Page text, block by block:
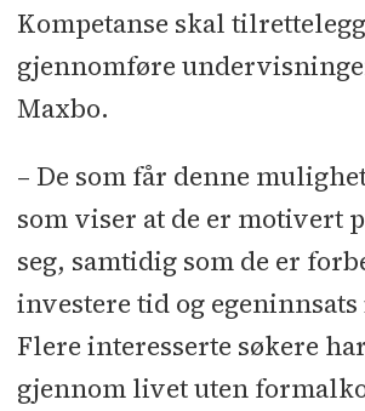
Kompetanse skal
gjennomføre
Maxbo.
– De som får denne
som viser at de er motivert
seg, samtidig som de er
investere tid og
Flere interesserte søkere
gjennom livet uten